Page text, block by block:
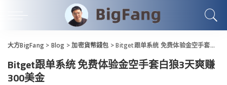
大方BigFang > Blog >加密貨幣錢包 >Bitget跟单系统 免费体验金空手套白狼3天爽赚300美金
Bitget跟单系统 免费体验金空手套白狼3天爽赚
300美金